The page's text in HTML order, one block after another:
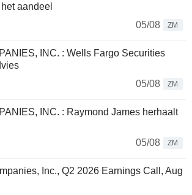
aandeel
05/08
ZM
INC. : Wells Fargo Securities
05/08
ZM
INC. : Raymond James herhaalt
05/08
ZM
Inc., Q2 2026 Earnings Call, Aug